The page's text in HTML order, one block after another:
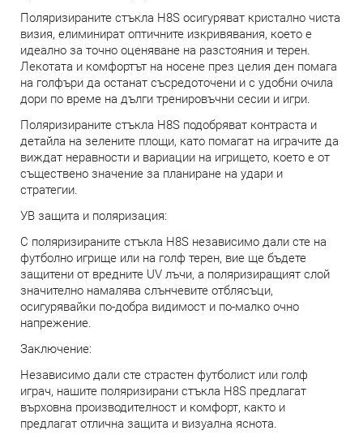
Поляризираните стъкла H8S осигуряват кристално чиста
визия, елиминират оптичните изкривявания, което е
идеално за точно оценяване на разстояния и терен.
Лекотата и комфортът на носене през целия ден помага
на голфъри да останат съсредоточени и с удобни очила
дори по време на дълги тренировъчни сесии и игри.
Поляризираните стъкла H8S подобряват контраста и
детайла на зелените площи, като помагат на играчите да
виждат неравности и вариации на игрището, което е от
съществено значение за планиране на удари и
стратегии.
УВ защита и поляризация:
С поляризираните стъкла H8S независимо дали сте на
футболно игрище или на голф терен, вие ще бъдете
защитени от вредните UV лъчи, а поляризиращият слой
значително намалява слънчевите отблясъци,
осигурявайки по-добра видимост и по-малко очно
напрежение.
Заключение:
Независимо дали сте страстен футболист или голф
играч, нашите поляризирани стъкла H8S предлагат
върховна производителност и комфорт, както и
предлагат отлична защита и визуална яснота.